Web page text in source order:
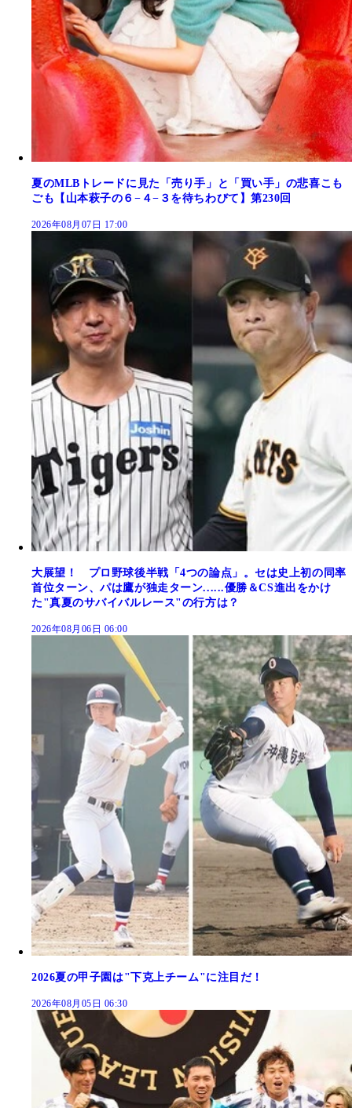
夏のMLBトレードに見た「売り手」と「買い手」の悲喜こも
ごも【山本萩子の６−４−３を待ちわびて】第230回
2026年08月07日 17:00
大展望！ プロ野球後半戦「4つの論点」。セは史上初の同率
首位ターン、パは鷹が独走ターン......優勝＆CS進出をかけ
た"真夏のサバイバルレース"の行方は？
2026年08月06日 06:00
2026夏の甲子園は"下克上チーム"に注目だ！
2026年08月05日 06:30